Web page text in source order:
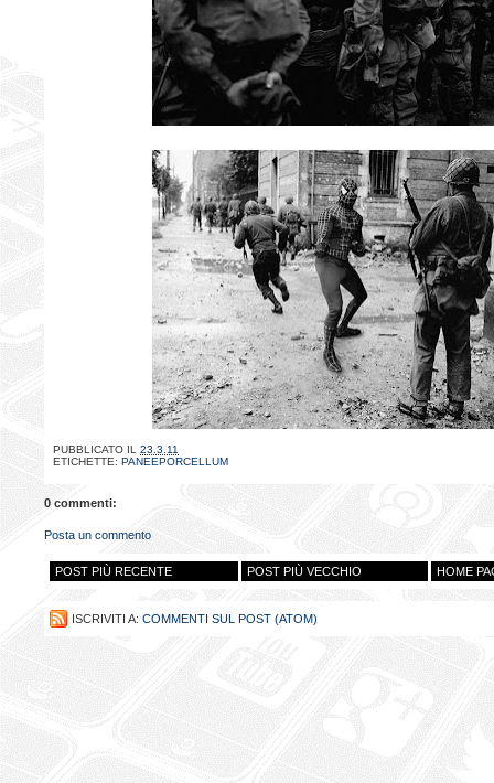
PUBBLICATO IL 23.3.11
ETICHETTE: PANEEPORCELLUM
0 commenti:
Posta un commento
POST PIÙ RECENTE POST PIÙ VECCHIO HOME
ISCRIVITI A: COMMENTI SUL POST (ATOM)